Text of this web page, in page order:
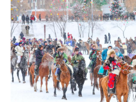
科技 科创
文化 书画
访谈 视频
法律 中央文件
食品 人居